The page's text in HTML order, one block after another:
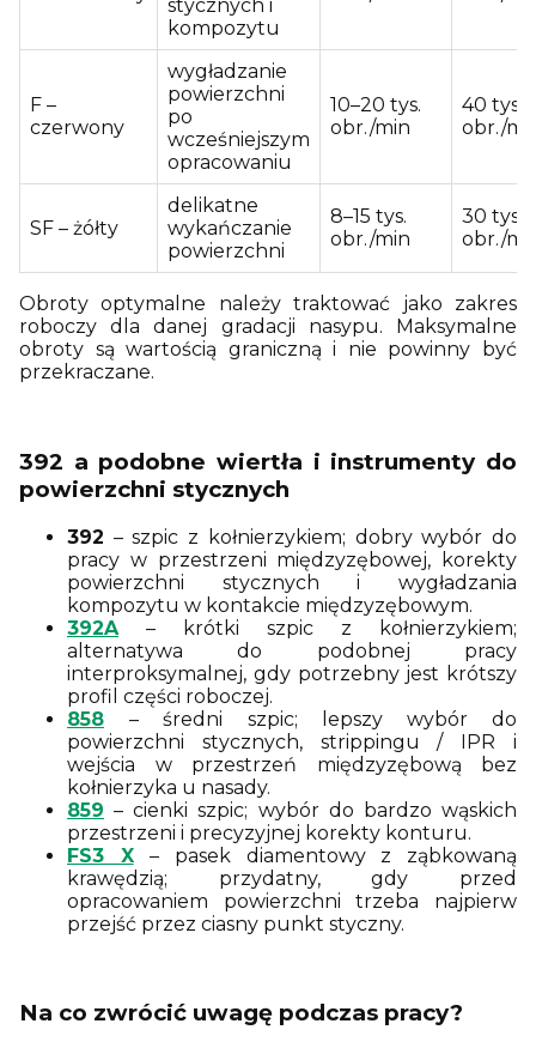
stycznych i
kompozytu
F –
czerwony
wygładzanie
powierzchni
po
wcześniejszym
opracowaniu
10–20 tys.
obr./min
40 tys.
obr./
SF – żółty
delikatne
wykańczanie
powierzchni
8–15 tys.
obr./min
30 tys.
obr./
Obroty optymalne należy traktować jako zakres
roboczy dla danej gradacji nasypu. Maksymalne
obroty są wartością graniczną i nie powinny być
przekraczane.
392 a podobne wiertła i instrumenty do
powierzchni stycznych
392 – szpic z kołnierzykiem; dobry wybór do
pracy w przestrzeni międzyzębowej, korekty
powierzchni stycznych i wygładzania
kompozytu w kontakcie międzyzębowym.
392A – krótki szpic z kołnierzykiem;
alternatywa do podobnej pracy
interproksymalnej, gdy potrzebny jest krótszy
profil części roboczej.
858
– średni szpic; lepszy wybór do
powierzchni stycznych, strippingu / IPR i
wejścia w przestrzeń międzyzębową bez
kołnierzyka u nasady.
859 – cienki szpic; wybór do bardzo wąskich
przestrzeni i precyzyjnej korekty konturu.
FS3 X
– pasek diamentowy z ząbkowaną
krawędzią; przydatny, gdy przed
opracowaniem powierzchni trzeba najpierw
przejść przez ciasny punkt styczny.
Na co zwrócić uwagę podczas pracy?